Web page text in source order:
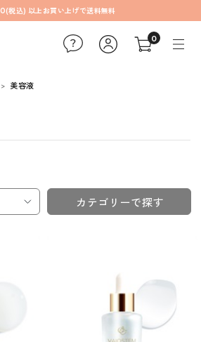
税込) 以上お買い上げで送料無料
0
美容液
カテゴリーで探す